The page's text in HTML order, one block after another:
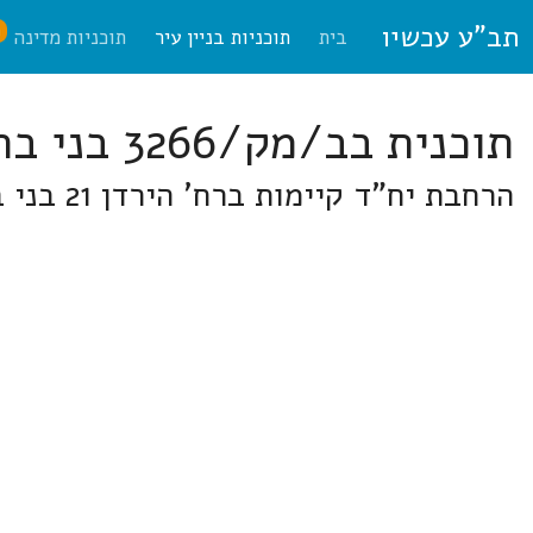
תב"ע עכשיו בית תוכניות בניין עיר תוכניות מדינה
תוכנית בב/מק/3266 בני ברק
הרחבת יח"ד קיימות ברח' הירדן 21 בני ברק